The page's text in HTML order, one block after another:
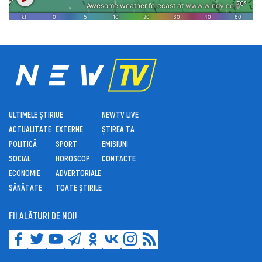
ULTIMELE ȘTIRI
ACTUALITATE
POLITICĂ
SOCIAL
ECONOMIE
SĂNĂTATE
UE
EXTERNE
SPORT
HOROSCOP
ADVERTORIALE
TOATE ȘTIRILE
NEWTV LIVE
ȘTIREA TA
EMISIUNI
CONTACTE
FII ALĂTURI DE NOI!